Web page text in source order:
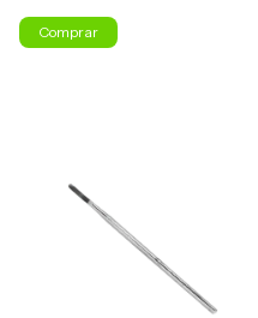
Comprar